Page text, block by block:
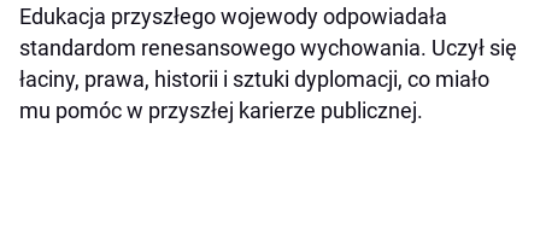
Edukacja przyszłego wojewody odpowiadała
standardom renesansowego wychowania. Uczył się
łaciny, prawa, historii i sztuki dyplomacji, co miało
mu pomóc w przyszłej karierze publicznej.